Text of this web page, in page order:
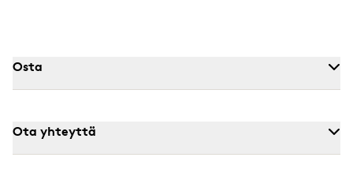
Osta
Ota yhteyttä